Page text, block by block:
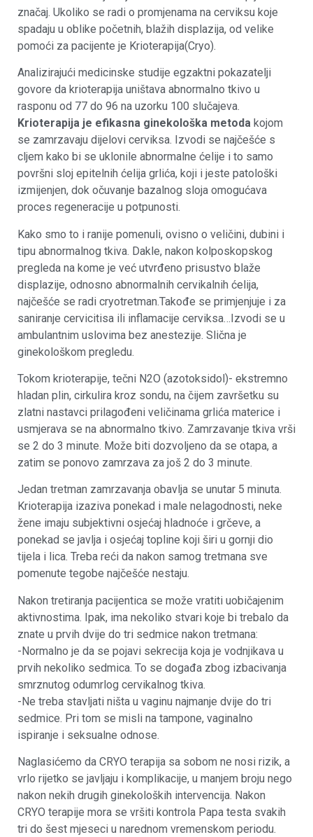
značaj. Ukoliko se radi o promjenama na cerviksu koje
spadaju u oblike početnih, blažih displazija, od velike
pomoći za pacijente je Krioterapija(Cryo).
Analizirajući medicinske studije egzaktni pokazatelji
govore da krioterapija uništava abnormalno tkivo u
rasponu od 77 do 96 na uzorku 100 slučajeva.
Krioterapija je efikasna ginekološka metoda kojom
se zamrzavaju dijelovi cerviksa. Izvodi se najčešće s
cljem kako bi se uklonile abnormalne ćelije i to samo
površni sloj epitelnih ćelija grlića, koji i jeste patološki
izmijenjen, dok očuvanje bazalnog sloja omogućava
proces regeneracije u potpunosti.
Kako smo to i ranije pomenuli, ovisno o veličini, dubini i
tipu abnormalnog tkiva. Dakle, nakon kolposkopskog
pregleda na kome je već utvrđeno prisustvo blaže
displazije, odnosno abnormalnih cervikalnih ćelija,
najčešće se radi cryotretman.Takođe se primjenjuje i za
saniranje cervicitisa ili inflamacije cerviksa…Izvodi se u
ambulantnim uslovima bez anestezije. Slična je
ginekološkom pregledu.
Tokom krioterapije, tečni N2O (azotoksidol)- ekstremno
hladan plin, cirkulira kroz sondu, na čijem završetku su
zlatni nastavci prilagođeni veličinama grlića materice i
usmjerava se na abnormalno tkivo. Zamrzavanje tkiva vrši
se 2 do 3 minute. Može biti dozvoljeno da se otapa, a
zatim se ponovo zamrzava za još 2 do 3 minute.
Jedan tretman zamrzavanja obavlja se unutar 5 minuta.
Krioterapija izaziva ponekad i male nelagodnosti, neke
žene imaju subjektivni osjećaj hladnoće i grčeve, a
ponekad se javlja i osjećaj topline koji širi u gornji dio
tijela i lica. Treba reći da nakon samog tretmana sve
pomenute tegobe najčešće nestaju.
Nakon tretiranja pacijentica se može vratiti uobičajenim
aktivnostima. Ipak, ima nekoliko stvari koje bi trebalo da
znate u prvih dvije do tri sedmice nakon tretmana:
-Normalno je da se pojavi sekrecija koja je vodnjikava u
prvih nekoliko sedmica. To se događa zbog izbacivanja
smrznutog odumrlog cervikalnog tkiva.
-Ne treba stavljati ništa u vaginu najmanje dvije do tri
sedmice. Pri tom se misli na tampone, vaginalno
ispiranje i seksualne odnose.
Naglasićemo da CRYO terapija sa sobom ne nosi rizik, a
vrlo rijetko se javljaju i komplikacije, u manjem broju nego
nakon nekih drugih ginekoloških intervencija. Nakon
CRYO terapije mora se vršiti kontrola Papa testa svakih
tri do šest mjeseci u narednom vremenskom periodu.